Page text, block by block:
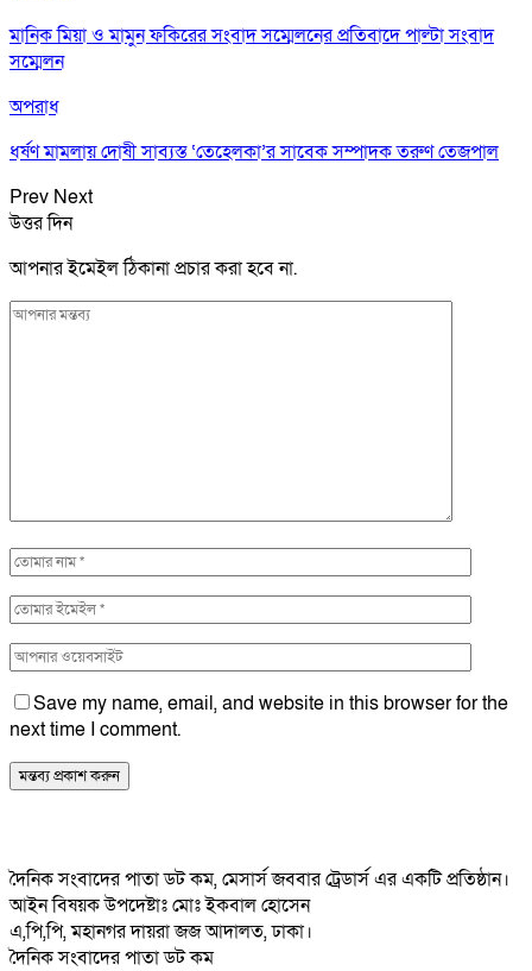
মানিক মিয়া ও মামুন ফকিরের সংবাদ সম্মেলনের প্রতিবাদে পাল্টা সংবাদ
সম্মেলন
অপরাধ
ধর্ষণ মামলায় দোষী সাব্যস্ত ‘তেহেলকা’র সাবেক সম্পাদক তরুণ তেজপাল
Prev Next
উত্তর দিন
আপনার ইমেইল ঠিকানা প্রচার করা হবে না.
Save my name, email, and website in this browser for the
next time I comment.
দৈনিক সংবাদের পাতা ডট কম, মেসার্স জববার ট্রেডার্স এর একটি প্রতিষ্ঠান।
আইন বিষয়ক উপদেষ্টাঃ মোঃ ইকবাল হোসেন
এ,পি,পি, মহানগর দায়রা জজ আদালত, ঢাকা।
দৈনিক সংবাদের পাতা ডট কম